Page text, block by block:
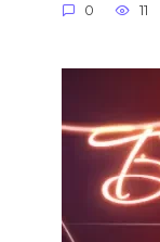
0 11